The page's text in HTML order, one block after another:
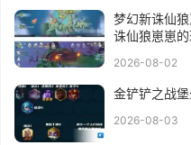
梦幻新诛仙
诛仙狼崽崽
2026-08-02
金铲铲之战
2026-08-03